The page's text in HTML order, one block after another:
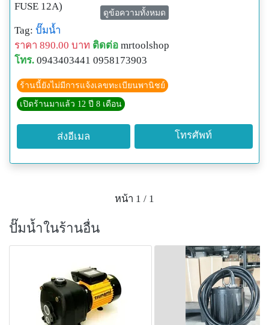
FUSE 12A)
• เหมาะสำหรับดูดน้ำ ระบายน้ำออกจากเรือ หรือ พื้นที่น้ำ
ขัง
• ตัวเครื่องมีขนาดไม่เล็กมาก และ ไม่ใหญ่จนเกินไป
สามารถพกพาได้
LineID
• @mrtoolshop (ติดต่อสั่งซื้อเก็บเงินปลาย)
• @mrtoolshop9 (ติดต่อสั่งซื้อราคาส่งมีจำนวน)
• Facebook : ปั๊มน้ำ DC 12v 24v 36v 48v
www mrtoolshop.com
ดูข้อความทั้งหมด
Tag: ปั๊มน้ำ
ราคา 890.00 บาท ติดต่อ mrtoolshop
โทร. 0943403441 0958173903
ร้านนี้ยังไม่มีการแจ้งเลขทะเบียนพานิชย์
เปิดร้านมาแล้ว 12 ปี 8 เดือน
ส่งอีเมล โทรศัพท์
หน้า 1 / 1
ปั๊มน้ำในร้านอื่น